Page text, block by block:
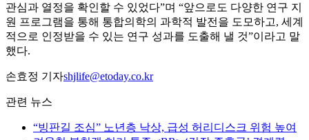
관심과 열정을 확인할 수 있었다”며 “앞으로도 다양한 연구 지
원 프로그램을 통해 통합의학의 과학적 발전을 도모하고, 세계
적으로 인정받을 수 있는 연구 성과를 도출해 낼 것”이라고 말
했다.
손효정 기자shjlife@etoday.co.kr
관련 뉴스
“빙판길 조심” 노년층 낙상, 급성 허리디스크 위험 높여